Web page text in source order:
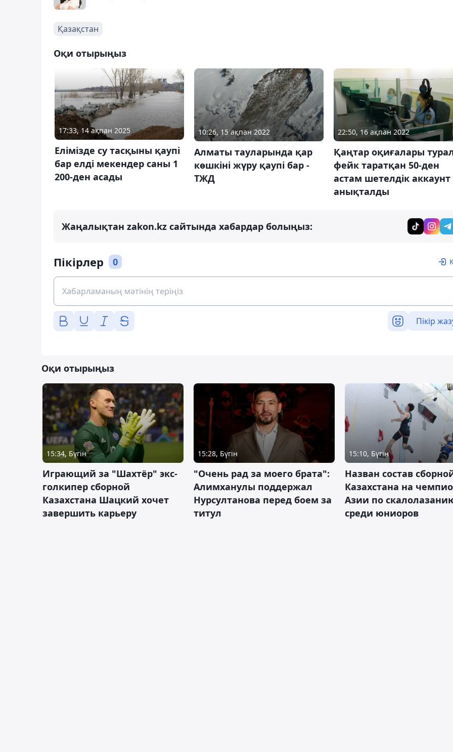
Қазақстан
Оқи отырыңыз
17:33, 14 ақпан 2025
Елімізде су тасқыны қаупі
бар елді мекендер саны 1
200-ден асады
10:26, 15 ақпан 2022
Алматы тауларында қар
көшкіні жүру қаупі бар -
ТЖД
22:50, 16 ақпан 2022
Қаңтар оқиғалары
фейк таратқан 50-ден
астам шетелдік аккаунт
анықталды
Жаңалықтан zakon.kz сайтында хабардар болыңыз:
Пікірлер 0
Пікір
Оқи отырыңыз
15:34, Бүгін
Играющий за "Шахтёр" экс-
голкипер сборной
Казахстана Шацкий хочет
завершить карьеру
15:28, Бүгін
"Очень рад за моего брата":
Алимханулы поддержал
Нурсултанова перед боем за
титул
15:10, Бүгін
Назван состав
Казахстана на
Азии по
среди юниоров